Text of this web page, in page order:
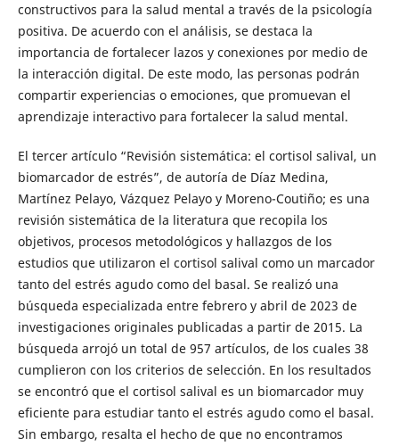
constructivos para la salud mental a través de la psicología
positiva. De acuerdo con el análisis, se destaca la
importancia de fortalecer lazos y conexiones por medio de
la interacción digital. De este modo, las personas podrán
compartir experiencias o emociones, que promuevan el
aprendizaje interactivo para fortalecer la salud mental.
El tercer artículo “Revisión sistemática: el cortisol salival, un
biomarcador de estrés”, de autoría de Díaz Medina,
Martínez Pelayo, Vázquez Pelayo y Moreno-Coutiño; es una
revisión sistemática de la literatura que recopila los
objetivos, procesos metodológicos y hallazgos de los
estudios que utilizaron el cortisol salival como un marcador
tanto del estrés agudo como del basal. Se realizó una
búsqueda especializada entre febrero y abril de 2023 de
investigaciones originales publicadas a partir de 2015. La
búsqueda arrojó un total de 957 artículos, de los cuales 38
cumplieron con los criterios de selección. En los resultados
se encontró que el cortisol salival es un biomarcador muy
eficiente para estudiar tanto el estrés agudo como el basal.
Sin embargo, resalta el hecho de que no encontramos